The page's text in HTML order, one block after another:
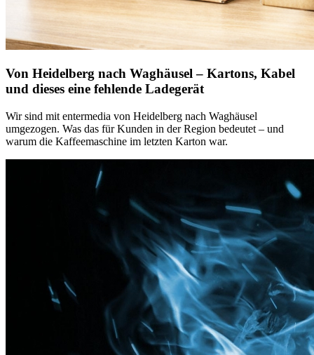
Von Heidelberg nach Waghäusel – Kartons, Kabel
und dieses eine fehlende Ladegerät
Wir sind mit entermedia von Heidelberg nach Waghäusel
umgezogen. Was das für Kunden in der Region bedeutet – und
warum die Kaffeemaschine im letzten Karton war.